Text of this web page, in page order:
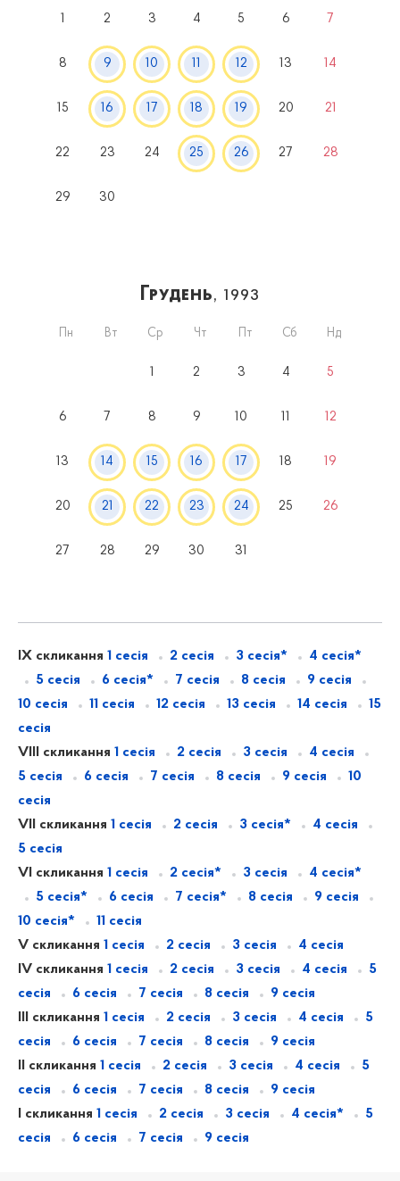
1 2 3 4 5 6 7
8 9 10 11 12 13 14
15 16 17 18 19 20 21
22 23 24 25 26 27 28
29 30
Грудень, 1993
Пн Вт Ср Чт Пт Сб Нд
1 2 3 4 5
6 7 8 9 10 11 12
13 14 15 16 17 18 19
20 21 22 23 24 25 26
27 28 29 30 31
IX скликання 1 сесія 2 сесія 3 сесія*
4 сесія*
5 сесія
6 сесія* 7 сесія 8 сесія
9 сесія
10 сесія
11 сесія 12 сесія 13 сесія 14 сесія
15
сесія
VIII скликання 1 сесія 2 сесія 3 сесія
4 сесія
5 сесія
6 сесія 7 сесія 8 сесія 9 сесія
10
сесія
VII скликання 1 сесія 2 сесія 3 сесія*
4 сесія
5 сесія
VI скликання 1 сесія 2 сесія* 3 сесія
4 сесія*
5 сесія*
6 сесія 7 сесія* 8 сесія
9 сесія
10 сесія*
11 сесія
V скликання 1 сесія 2 сесія 3 сесія
4 сесія
IV скликання 1 сесія 2 сесія 3 сесія 4 сесія
5
сесія
6 сесія 7 сесія 8 сесія
9 сесія
III скликання 1 сесія 2 сесія 3 сесія 4 сесія
5
сесія
6 сесія 7 сесія 8 сесія
9 сесія
II скликання 1 сесія 2 сесія 3 сесія 4 сесія
5
сесія
6 сесія 7 сесія 8 сесія
9 сесія
I скликання 1 сесія 2 сесія 3 сесія 4 сесія*
5
сесія
6 сесія 7 сесія 9 сесія